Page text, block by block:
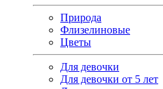
Природа
Флизелиновые
Цветы
Для девочки
Для девочки от 5 лет